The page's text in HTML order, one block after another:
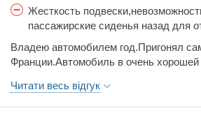
догреватель,надежность,наличие
разборок,отличный двигатель и
Жесткость
пассажирские сиденья назад для
Владею автомобилем год.Пригонял
Франции.Автомобиль в очень
контроль для водителя и
автономный обогреватель, два
Читати весь відгук